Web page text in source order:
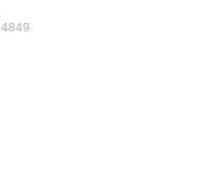
4849